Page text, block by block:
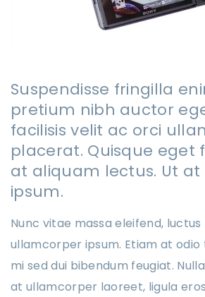
Suspendisse fringilla
pretium nibh auctor
facilisis velit ac orci
placerat. Quisque eget
at aliquam lectus. Ut
ipsum.
Nunc vitae massa eleifend, luctus
ullamcorper ipsum. Etiam at odio
mi sed dui bibendum feugiat.
at ullamcorper laoreet, ligula